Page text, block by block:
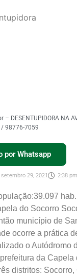
– DESENTUPIDORA NA
/ 98776-7059
por Whatsapp
setembro 29, 2021 2:38 pm
do Socorro
município de
ocorre a prática
o Autódromo
da
distritos: